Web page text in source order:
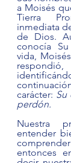
a Moisés
Tierra
inmediata
de Dios.
conocía
vida,
carácter: Su
perdón.
Nuestra
entender
entonces